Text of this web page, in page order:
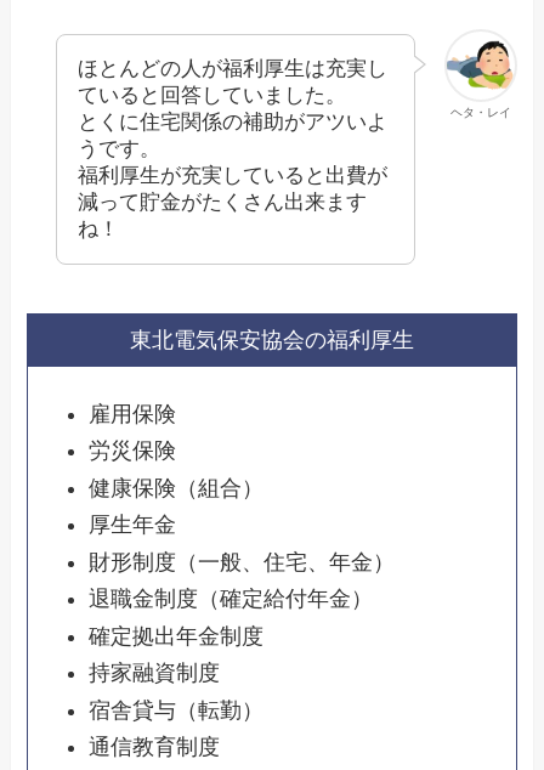
ヘタ・レイ
ほとんどの人が福利厚生は充実し
ていると回答していました。
とくに住宅関係の補助がアツいよ
うです。
福利厚生が充実していると出費が
減って貯金がたくさん出来ます
ね！
東北電気保安協会の福利厚生
雇用保険
労災保険
健康保険（組合）
厚生年金
財形制度（一般、住宅、年金）
退職金制度（確定給付年金）
確定拠出年金制度
持家融資制度
宿舎貸与（転勤）
通信教育制度